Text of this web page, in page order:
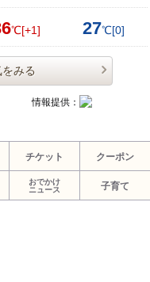
℃[+1] 27℃[0]
みる
情報提供：
チケット クーポン
おでかけ
ニュース
子育て